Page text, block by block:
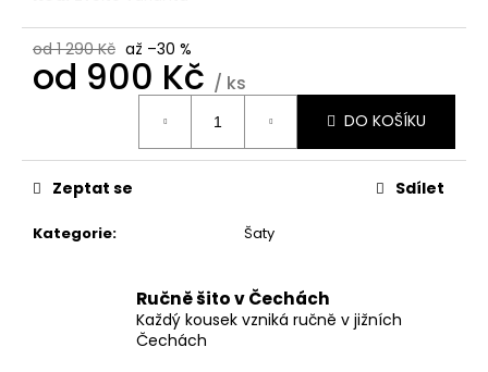
od 1 290 Kč až –30 %
od 900 Kč / ks
DO KOŠÍKU
Kategorie: Šaty
Zeptat se Sdílet
Ručně šito v Čechách
Každý kousek vzniká ručně v jižních
Čechách
790
Kč